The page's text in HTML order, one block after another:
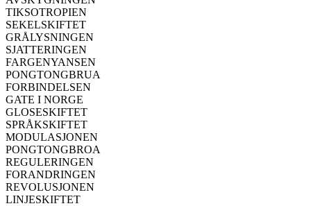
TIKSOTROPIEN
SEKELSKIFTET
GRÅLYSNINGEN
SJATTERINGEN
FARGENYANSEN
PONGTONGBRUA
FORBINDELSEN
GATE I NORGE
GLOSESKIFTET
SPRÅKSKIFTET
MODULASJONEN
PONGTONGBROA
REGULERINGEN
FORANDRINGEN
REVOLUSJONEN
LINJESKIFTET